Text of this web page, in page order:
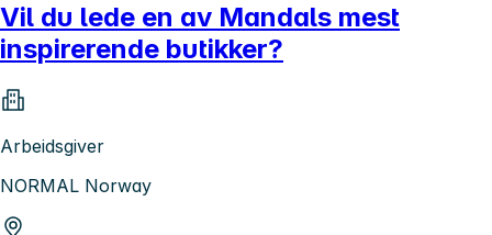
Vil du lede en av Mandals mest
inspirerende butikker?
Arbeidsgiver
NORMAL Norway